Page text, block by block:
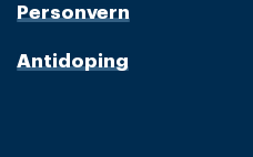
Personvern
Antidoping